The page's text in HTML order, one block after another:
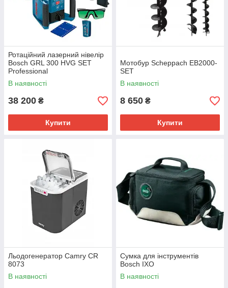
Ротаційний лазерний нівелір
Bosch GRL 300 HVG SET
Professional
В наявності
38 200 ₴
Купити
Мотобур Scheppach EB2000-
SET
В наявності
8 650 ₴
Купити
Льодогенератор Camry CR
8073
В наявності
Сумка для інструментів
Bosch IXO
В наявності